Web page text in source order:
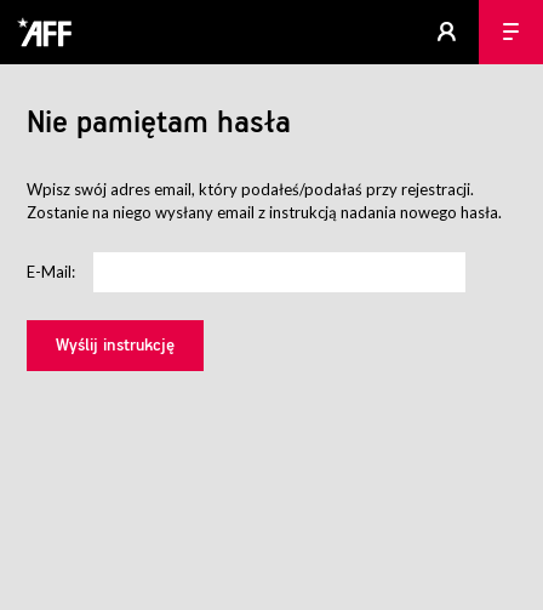
Nie pamiętam hasła
Wpisz swój adres email, który podałeś/podałaś przy rejestracji.
Zostanie na niego wysłany email z instrukcją nadania nowego hasła.
E-Mail: